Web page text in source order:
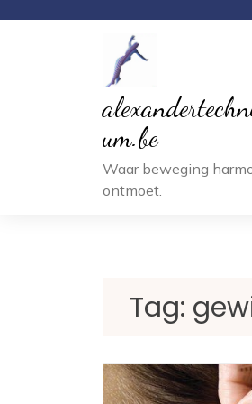
um.be
Waar beweging
ontmoet.
Tag: